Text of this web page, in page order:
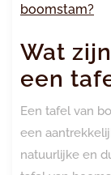
boomstam?
Wat
een
Een tafel van
een
natuurlijke en